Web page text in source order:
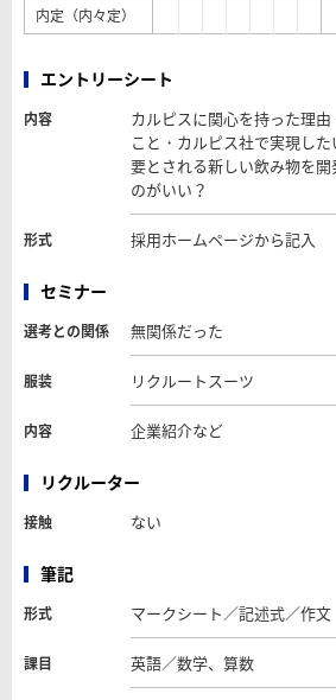
内定（内々定）
エントリーシート
内容
カルピスに関心を持った理
こと・カルピス社で実現し
要とされる新しい飲み物を
のがいい？
形式 採用ホームページから記入
セミナー
選考との関係 無関係だった
服装 リクルートスーツ
内容 企業紹介など
リクルーター
接触 ない
筆記
形式 マークシート／記述式／作文
課目 英語／数学、算数